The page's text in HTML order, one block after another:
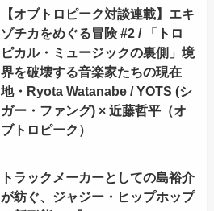
【オブトロピーク対談連載】エキ
ゾチカをめぐる冒険 #2 / 「トロ
ピカル・ミュージックの裏側」境
界を破壊する音楽家たちの現在
地・Ryota Watanabe / YOTS (シ
ガー・ファング) × 近藤哲平（オ
ブトロピーク）
トラックメーカーとしての島裕介
が紡ぐ、ジャジー・ヒップホップ